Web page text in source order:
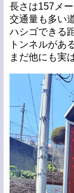
長さは157メ
交通量も多い
ハシゴできる
トンネルがあ
まだ他にも実